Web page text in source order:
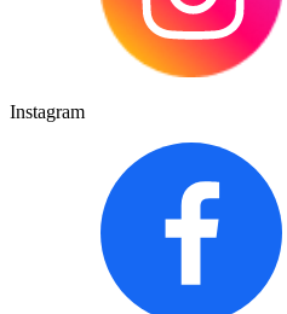
Instagram